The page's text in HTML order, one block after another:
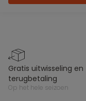
gratis uitwisseling en
terugbetaling
op het hele seizoen